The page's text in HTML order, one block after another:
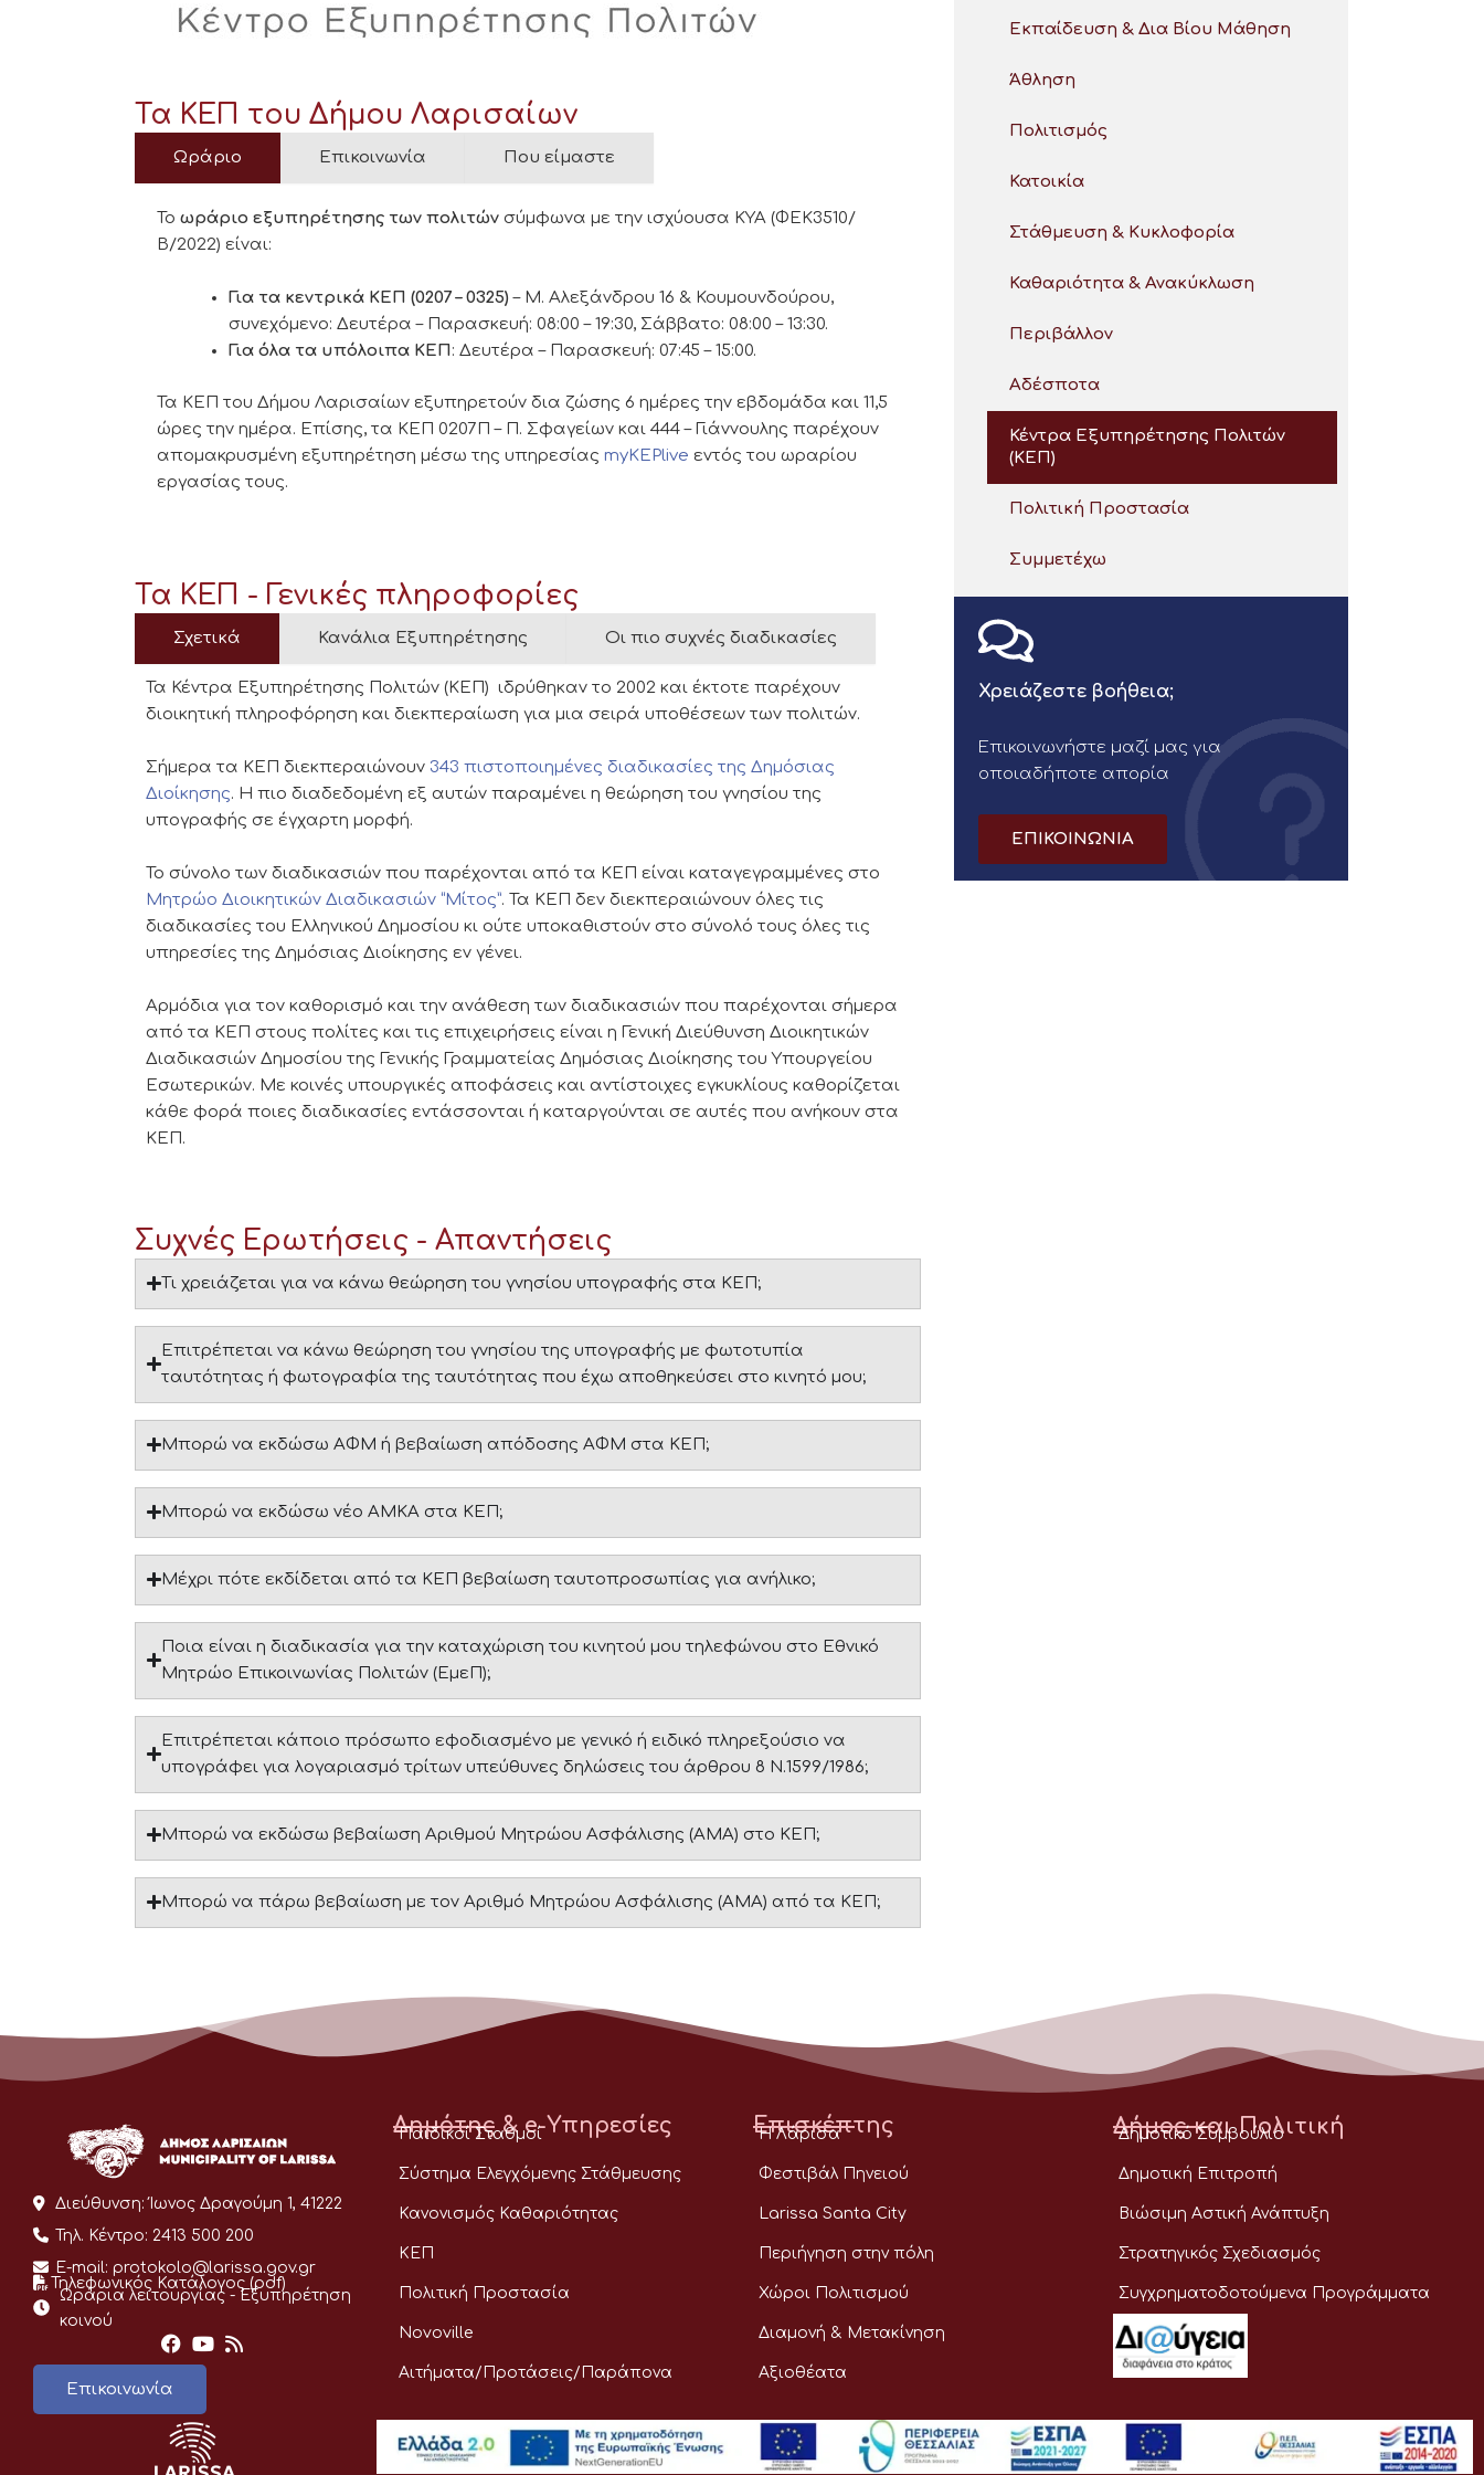
Τα ΚΕΠ του Δήμου Λαρισαίων
Ωράριο Επικοινωνία Που είμαστε
Το ωράριο εξυπηρέτησης των πολιτών σύμφωνα με την ισχύουσα ΚΥΑ (ΦΕΚ3510/
Β/2022) είναι:
Για τα κεντρικά ΚΕΠ (0207 – 0325) – Μ. Αλεξάνδρου 16 & Κουμουνδούρου,
συνεχόμενο: Δευτέρα – Παρασκευή: 08:00 – 19:30, Σάββατο: 08:00 – 13:30.
Για όλα τα υπόλοιπα ΚΕΠ : Δευτέρα – Παρασκευή: 07:45 – 15:00.
Τα ΚΕΠ του Δήμου Λαρισαίων εξυπηρετούν δια ζώσης 6 ημέρες την εβδομάδα και 11,5
ώρες την ημέρα. Επίσης, τα ΚΕΠ 0207Π – Π. Σφαγείων και 444 – Γιάννουλης παρέχουν
απομακρυσμένη εξυπηρέτηση μέσω της υπηρεσίας myKEPlive εντός του ωραρίου
εργασίας τους.
Τα ΚΕΠ - Γενικές πληροφορίες
Σχετικά Κανάλια Εξυπηρέτησης Οι πιο συχνές διαδικασίες
Τα Κέντρα Εξυπηρέτησης Πολιτών (ΚΕΠ) ιδρύθηκαν το 2002 και έκτοτε παρέχουν
διοικητική πληροφόρηση και διεκπεραίωση για μια σειρά υποθέσεων των πολιτών.
Σήμερα τα ΚΕΠ διεκπεραιώνουν 343 πιστοποιημένες διαδικασίες της Δημόσιας
Διοίκησης. Η πιο διαδεδομένη εξ αυτών παραμένει η θεώρηση του γνησίου της
υπογραφής σε έγχαρτη μορφή.
Το σύνολο των διαδικασιών που παρέχονται από τα ΚΕΠ είναι καταγεγραμμένες στο
Μητρώο Διοικητικών Διαδικασιών “Μίτος”. Τα ΚΕΠ δεν διεκπεραιώνουν όλες τις
διαδικασίες του Ελληνικού Δημοσίου κι ούτε υποκαθιστούν στο σύνολό τους όλες τις
υπηρεσίες της Δημόσιας Διοίκησης εν γένει.
Αρμόδια για τον καθορισμό και την ανάθεση των διαδικασιών που παρέχονται σήμερα
από τα ΚΕΠ στους πολίτες και τις επιχειρήσεις είναι η Γενική Διεύθυνση Διοικητικών
Διαδικασιών Δημοσίου της Γενικής Γραμματείας Δημόσιας Διοίκησης του Υπουργείου
Εσωτερικών. Με κοινές υπουργικές αποφάσεις και αντίστοιχες εγκυκλίους καθορίζεται
κάθε φορά ποιες διαδικασίες εντάσσονται ή καταργούνται σε αυτές που ανήκουν στα
ΚΕΠ.
Συχνές Ερωτήσεις - Απαντήσεις
Τι χρειάζεται για να κάνω θεώρηση του γνησίου υπογραφής στα ΚΕΠ;
Επιτρέπεται να κάνω θεώρηση του γνησίου της υπογραφής με φωτοτυπία
ταυτότητας ή φωτογραφία της ταυτότητας που έχω αποθηκεύσει στο κινητό μου;
Μπορώ να εκδώσω ΑΦΜ ή βεβαίωση απόδοσης ΑΦΜ στα ΚΕΠ;
Μπορώ να εκδώσω νέο ΑΜΚΑ στα ΚΕΠ;
Μέχρι πότε εκδίδεται από τα ΚΕΠ βεβαίωση ταυτοπροσωπίας για ανήλικο;
Ποια είναι η διαδικασία για την καταχώριση του κινητού μου τηλεφώνου στο Εθνικό
Μητρώο Επικοινωνίας Πολιτών (ΕμεΠ);
Επιτρέπεται κάποιο πρόσωπο εφοδιασμένο με γενικό ή ειδικό πληρεξούσιο να
υπογράφει για λογαριασμό τρίτων υπεύθυνες δηλώσεις του άρθρου 8 Ν.1599/1986;
Μπορώ να εκδώσω βεβαίωση Αριθμού Μητρώου Ασφάλισης (ΑΜΑ) στο ΚΕΠ;
Μπορώ να πάρω βεβαίωση με τον Αριθμό Μητρώου Ασφάλισης (ΑΜΑ) από τα ΚΕΠ;
Εκπαίδευση & Δια Βίου Μάθηση
Άθληση
Πολιτισμός
Κατοικία
Στάθμευση & Κυκλοφορία
Καθαριότητα & Ανακύκλωση
Περιβάλλον
Αδέσποτα
Κέντρα Εξυπηρέτησης Πολιτών
(ΚΕΠ)
Πολιτική Προστασία
Συμμετέχω
Χρειάζεστε βοήθεια;
Επικοινωνήστε μαζί μας για
οποιαδήποτε απορία
ΕΠΙΚΟΙΝΩΝΙΑ
Διεύθυνση: Ίωνος Δραγούμη 1, 41222
Τηλ. Κέντρο: 2413 500 200
E-mail: protokolo@larissa.gov.gr
Τηλεφωνικός Κατάλογος (pdf)
Ωράρια λειτουργίας - Eξυπηρέτηση
κοινού
Επικοινωνία
Δημότης & e-Υπηρεσίες
Παιδικοί Σταθμοί
Σύστημα Ελεγχόμενης Στάθμευσης
Κανονισμός Καθαριότητας
ΚΕΠ
Πολιτική Προστασία
Novoville
Αιτήματα/Προτάσεις/Παράπονα
Επισκέπτης
Η Λάρισα
Φεστιβάλ Πηνειού
Larissa Santa City
Περιήγηση στην πόλη
Χώροι Πολιτισμού
Διαμονή & Μετακίνηση
Αξιοθέατα
Δήμος και Πολιτική
Δημοτικό Συμβούλιο
Δημοτική Επιτροπή
Βιώσιμη Αστική Ανάπτυξη
Στρατηγικός Σχεδιασμός
Συγχρηματοδοτούμενα Προγράμματα